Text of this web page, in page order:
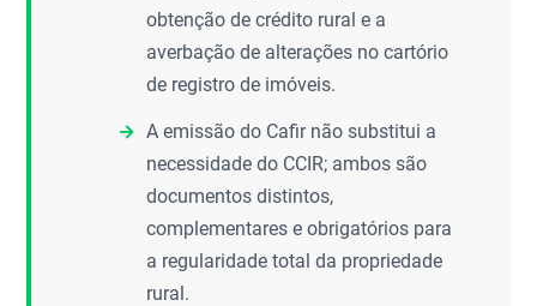
obtenção de crédito rural e a
averbação de alterações no cartório
de registro de imóveis.
A emissão do Cafir não substitui a
necessidade do CCIR; ambos são
documentos distintos,
complementares e obrigatórios para
a regularidade total da propriedade
rural.